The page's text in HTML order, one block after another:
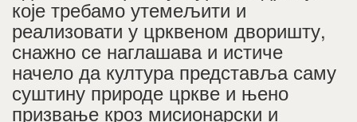
које требамо утемељити и
реализовати у црквеном дворишту,
снажно се наглашава и истиче
начело да култура представља саму
суштину природе цркве и њено
призвање кроз мисионарски и